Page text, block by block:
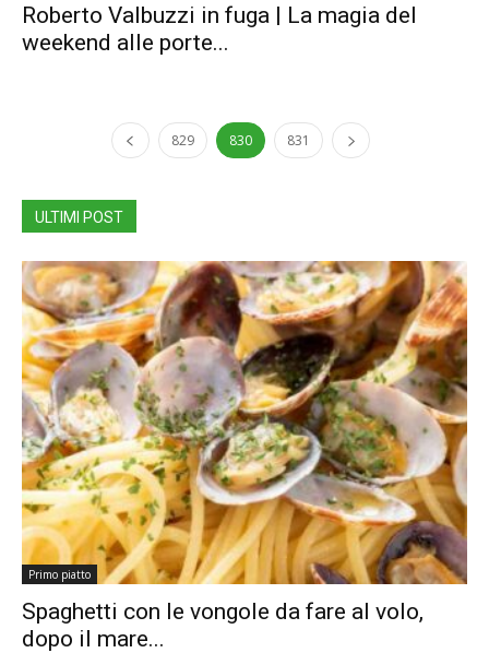
Roberto Valbuzzi in fuga | La magia del
weekend alle porte...
829 830 831
ULTIMI POST
Primo piatto
Spaghetti con le vongole da fare al volo,
dopo il mare...